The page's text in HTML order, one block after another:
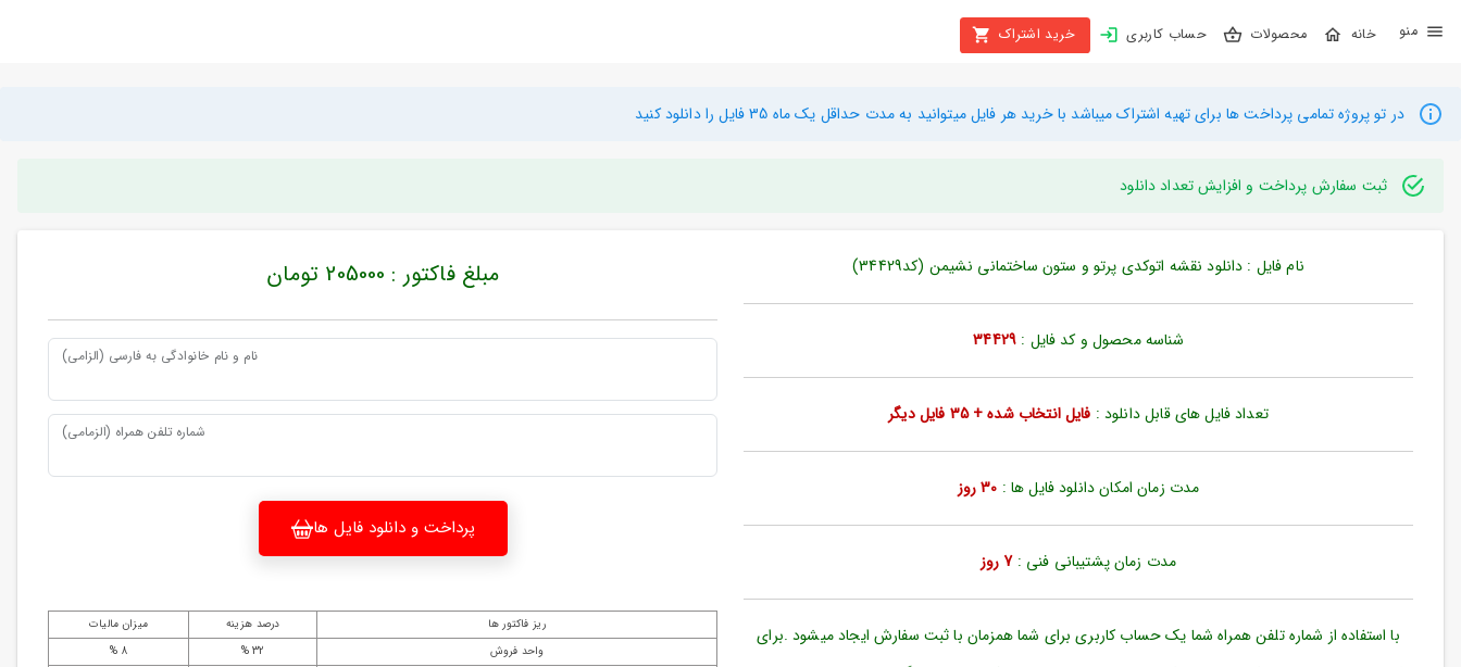
محصولات حساب کاربری خرید اشتراک
بستن
محصولات
اشتراک
کاربری
ثبت
در تو پروژه تمامی پرداخت ها برای تهیه اشتراک میباشد با خرید هر فایل میتوانید به مدت حداقل یک ماه 35 فایل را دانلود کنید
ثبت سفارش پرداخت و افزایش تعداد دانلود
نام فایل : دانلود نقشه اتوکدی پرتو و ستون ساختمانی نشیمن (کد34429)
شناسه محصول و کد فایل : 34429
تعداد فایل های قابل دانلود : فایل انتخاب شده + 35 فایل دیگر
مدت زمان امکان دانلود فایل ها : 30 روز
مدت زمان پشتیبانی فنی :7 روز
با استفاده از شماره تلفن همراه شما یک حساب کاربری برای شما همزمان با ثبت سفارش ایجاد میشود .برای
مبلغ فاکتور : 205000 تومان
نام و نام خانوادگی به فارسی (الزامی)
شماره تلفن همراه (الزمامی)
پرداخت و دانلود فایل ها
ریز فاکتور ها درصد هزینه
میزان مالیات
واحد فروش
32 %
8 %